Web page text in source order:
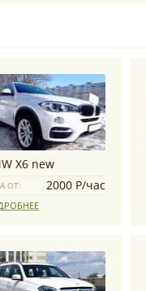
X6 new
ОТ: 2000 Р/час